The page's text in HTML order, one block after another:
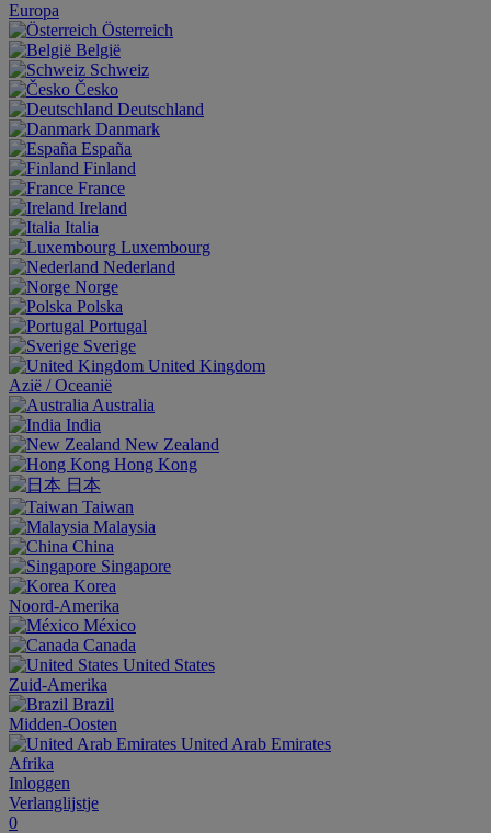
Europa
Österreich
België
Schweiz
Česko
Deutschland
Danmark
España
Finland
France
Ireland
Italia
Luxembourg
Nederland
Norge
Polska
Portugal
Sverige
United Kingdom
Aziё / Oceaniё
Australia
India
New Zealand
Hong Kong
日本
Taiwan
Malaysia
China
Singapore
Korea
Noord-Amerika
México
Canada
United States
Zuid-Amerika
Brazil
Midden-Oosten
United Arab Emirates
Afrika
Inloggen
Verlanglijstje
0